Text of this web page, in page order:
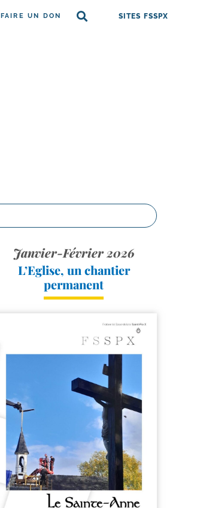
FAIRE UN DON SITES FSSPX
Janvier-Février 2026
L’Eglise, un chantier
permanent